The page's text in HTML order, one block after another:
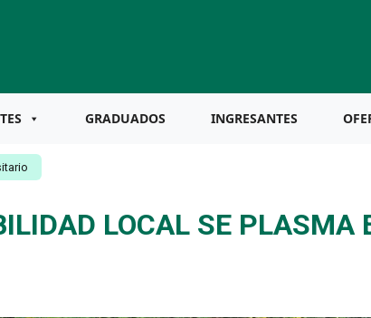
GRADUADOS INGRESANTES
LOCAL SE PLASMA